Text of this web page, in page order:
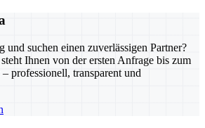
und suchen einen zuverlässigen Partner?
Ihnen von der ersten Anfrage bis zum
professionell, transparent und